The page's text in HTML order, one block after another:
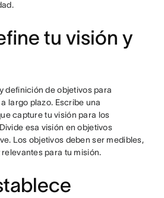
tu visión y
definición de objetivos para
largo plazo. Escribe una
capture tu visión para los
esa visión en objetivos
Los objetivos deben ser medibles,
para tu misión.